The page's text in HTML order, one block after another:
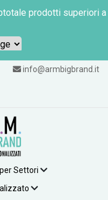
prodotti superiori a
by
info@armbigbrand.it
Settori